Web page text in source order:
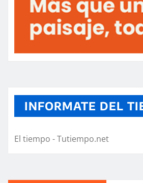
INFORMATE DEL
El tiempo - Tutiempo.net